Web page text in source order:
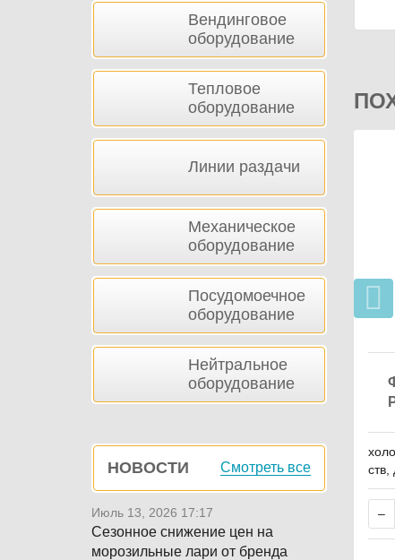
ств,
ная
Вендинговое
оборудование
Тепловое
оборудование
Линии раздачи
Механическое
оборудование
Посудомоечное
оборудование
Нейтральное
оборудование
НОВОСТИ Смотреть все
Июль 13, 2026 17:17
Сезонное снижение цен на
морозильные лари от бренда